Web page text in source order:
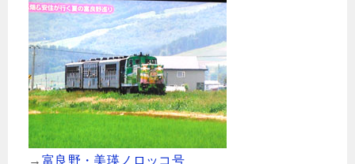
→ 富良野・美瑛ノロッコ号